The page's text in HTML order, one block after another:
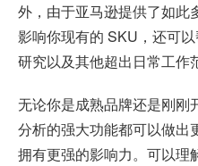
外，由于亚马逊提供了如此
影响你现有的 SKU，还可
研究以及其他超出日常工作
无论你是成熟品牌还是刚刚
分析的强大功能都可以做出
拥有更强的影响力。可以理